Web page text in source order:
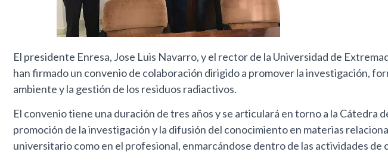
El presidente Enresa, Jose Luis Navarro, y el rector de la Universidad de
han firmado un convenio de colaboración dirigido a promover la investigación,
ambiente y la gestión de los residuos radiactivos.
El convenio tiene una duración de tres años y se articulará en torno a la
promoción de la investigación y la difusión del conocimiento en materias
universitario como en el profesional, enmarcándose dentro de las actividades